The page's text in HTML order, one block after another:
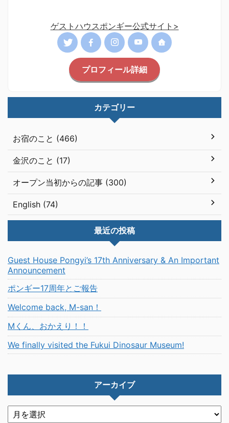
ゲストハウスポンギー公式サイト>
プロフィール詳細
カテゴリー
お宿のこと (466)
金沢のこと (17)
オープン当初からの記事 (300)
English (74)
最近の投稿
Guest House Pongyi’s 17th Anniversary & An Important
Announcement
ポンギー17周年とご報告
Welcome back, M-san！
Mくん、おかえり！！
We finally visited the Fukui Dinosaur Museum!
アーカイブ